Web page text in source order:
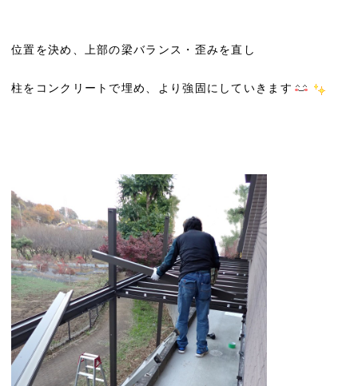
位置を決め、上部の梁バランス・歪みを直し
柱をコンクリートで埋め、より強固にしていきます